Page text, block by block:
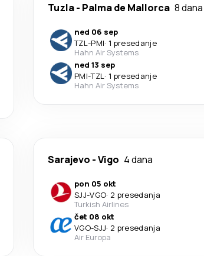
Tuzla- Palma de Mallorca 8 dana
ned 06 sep
TZL-PMI· 1 presedanje
Hahn Air Systems
ned 13 sep
PMI-TZL· 1 presedanje
Hahn Air Systems
Sarajevo -Vigo 4 dana
pon 05 okt
SJJ-VGO· 2 presedanja
Turkish Airlines
čet 08 okt
VGO-SJJ· 2 presedanja
Air Europa